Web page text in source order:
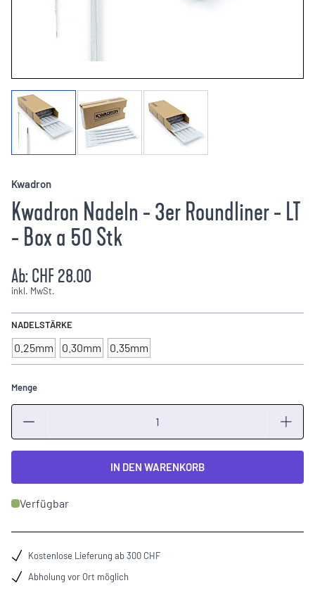
Kwadron
Kwadron Nadeln - 3er Roundliner - LT
- Box a 50 Stk
Ab:CHF 28.00
inkl. MwSt.
NADELSTÄRKE
0.25mm 0.30mm 0.35mm
Menge
IN DEN WARENKORB
Verfügbar
Kostenlose Lieferung ab 300 CHF
Abholung vor Ort möglich